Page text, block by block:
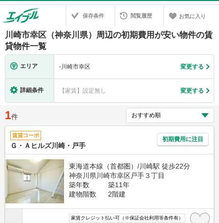
保存条件 閲覧履歴 お気に入り
川崎市幸区（神奈川県）周辺の初期費用が安い物件の賃
貸物件一覧
エリア -川崎市幸区 変更する
詳細条件 【家賃】設定無し 変更する
1件
賃貸コーポ
Ｇ・Ａヒルズ川崎・戸手
初期費用に注目
東海道本線（首都圏）/川崎駅 徒歩22分
神奈川県川崎市幸区戸手３丁目
築年数
築11年
建物階数
2階建
家賃クレジット払い可（※保証会社利用等条件有）